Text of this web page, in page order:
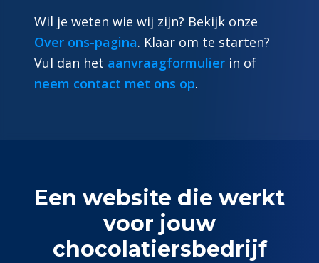
Wil je weten wie wij zijn? Bekijk onze
Over ons-pagina. Klaar om te starten?
Vul dan het aanvraagformulier in of
neem contact met ons op.
Een website die werkt
voor jouw
chocolatiersbedrijf